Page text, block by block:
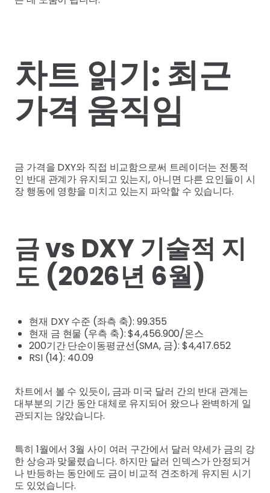
차트 읽기: 최근
가격 움직임
금 가격을 DXY와 직접 비교함으로써 트레이더는 전통적
인 반대 관계가 유지되고 있는지, 아니면 다른 요인들이 시
장 행동에 영향을 미치고 있는지 파악할 수 있습니다.
금 vs DXY 기술적 지
도 (2026년 6월)
현재 DXY 수준 (좌측 축): 99.355
현재 금 현물 (우측 축): $4,456.900/온스
200기간 단순이동평균선(SMA, 금): $4,417.652
RSI (14): 40.09
차트에서 볼 수 있듯이, 금과 미국 달러 간의 반대 관계는
대부분의 기간 동안 대체로 유지되어 왔으나 완벽하게 일
관되지는 않았습니다.
특히 1월에서 3월 사이 여러 구간에서 달러 약세가 금의 강
한 상승과 맞물렸습니다. 하지만 달러 인덱스가 안정되거
나 반등하는 동안에도 금이 비교적 견조하게 유지된 시기
도 있었습니다.